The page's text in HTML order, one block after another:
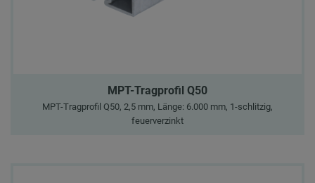
MPT-Tragprofil Q50
MPT-Tragprofil Q50, 2,5 mm, Länge: 6.000 mm, 1-schlitzig,
feuerverzinkt